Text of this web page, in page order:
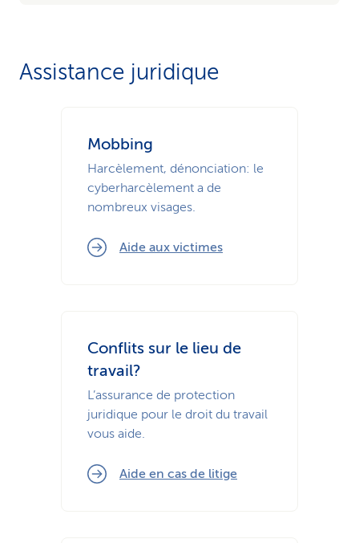
Assistance juridique
Mobbing
Harcèlement, dénonciation: le
cyberharcèlement a de
nombreux visages.
Aide aux victimes
Conflits sur le lieu de
travail?
L’assurance de protection
juridique pour le droit du travail
vous aide.
Aide en cas de litige